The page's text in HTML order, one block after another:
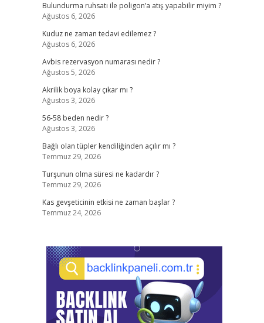
Bulundurma ruhsatı ile poligon’a atış yapabilir miyim ?
Ağustos 6, 2026
Kuduz ne zaman tedavi edilemez ?
Ağustos 6, 2026
Avbis rezervasyon numarası nedir ?
Ağustos 5, 2026
Akrilik boya kolay çıkar mı ?
Ağustos 3, 2026
56-58 beden nedir ?
Ağustos 3, 2026
Bağlı olan tüpler kendiliğinden açılır mı ?
Temmuz 29, 2026
Turşunun olma süresi ne kadardır ?
Temmuz 29, 2026
Kas gevşeticinin etkisi ne zaman başlar ?
Temmuz 24, 2026